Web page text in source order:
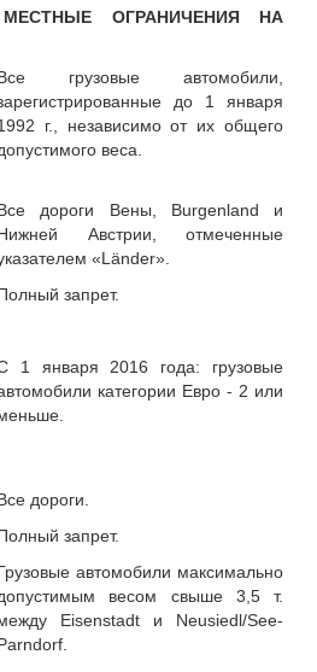
ОГРАНИЧЕНИЯ НА
грузовые автомобили,
до 1 января
г., независимо от их общего
веса.
дороги Вены, Burgenland и
Австрии, отмеченные
«Länder».
запрет.
1 января 2016 года: грузовые
категории Евро - 2 или
дороги.
запрет.
автомобили максимально
весом свыше 3,5 т.
Eisenstadt и Neusiedl/See-